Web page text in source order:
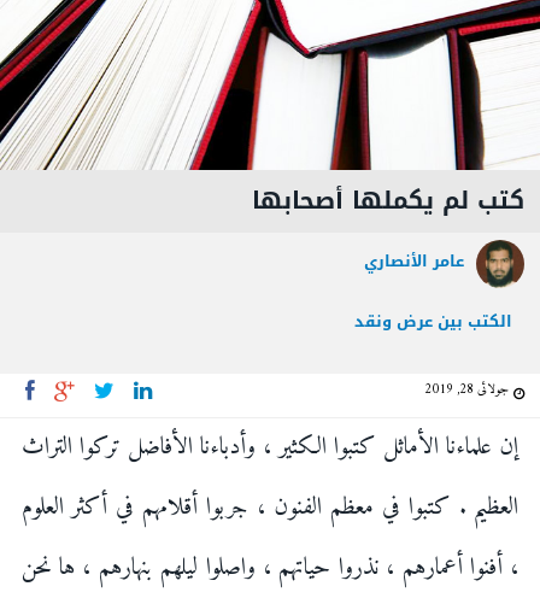
كتب لم يكملها أصحابها
عامر الأنصاري
الكتب بين عرض ونقد
جولائی 28, 2019
إن علماءنا الأماثل كتبوا الكثير ، وأدباءنا الأفاضل تركوا التراث
العظيم . كتبوا في معظم الفنون ، جربوا أقلامهم في أكثر العلوم
، أفنوا أعمارهم ، نذروا حياتهم ، واصلوا ليلهم بنهارهم ، ها نحن